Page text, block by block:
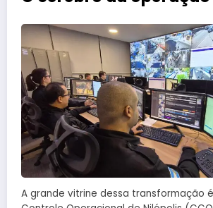
A grande vitrine dessa transformação